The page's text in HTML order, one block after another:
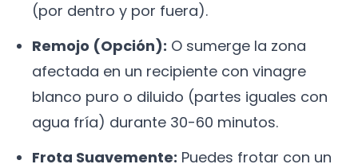
(por dentro y por fuera).
Remojo (Opción): O sumerge la zona
afectada en un recipiente con vinagre
blanco puro o diluido (partes iguales con
agua fría) durante 30-60 minutos.
Frota Suavemente: Puedes frotar con un